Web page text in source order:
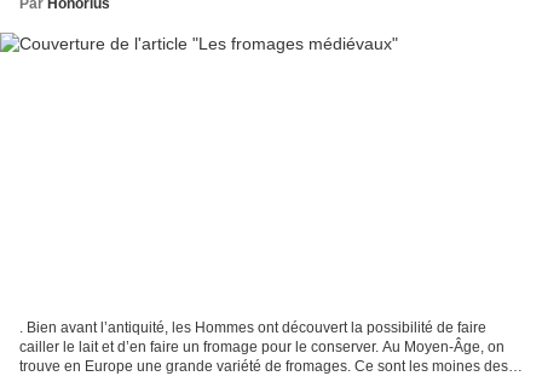
Par Honorius
. Bien avant l’antiquité, les Hommes ont découvert la possibilité de faire
cailler le lait et d’en faire un fromage pour le conserver. Au Moyen-Âge, on
trouve en Europe une grande variété de fromages. Ce sont les moines des